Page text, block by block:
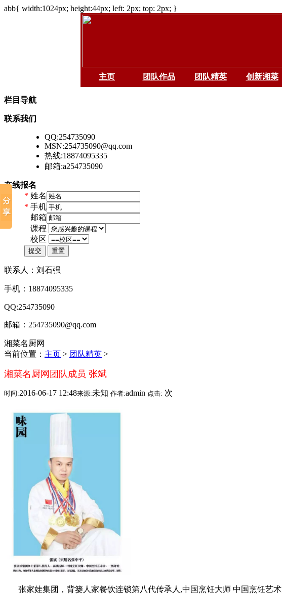
abb{ width:1024px; height:44px; left: 2px; top: 2px; }
主页 团队作品 团队精英 创新湘菜
栏目导航
联系我们
QQ:254735090
MSN:254735090@qq.com
热线:18874095335
邮箱:a254735090
在线报名
* 姓名
* 手机
邮箱
课程
校区
提交 重置
联系人：刘石强
手机：18874095335
QQ:254735090
邮箱：254735090@qq.com
湘菜名厨网
当前位置： 主页 > 团队精英 >
湘菜名厨网团队成员 张斌
时间:2016-06-17 12:48来源:未知 作者:admin 点击: 次
张家娃集团，背篓人家餐饮连锁第八代传承人,中国烹饪大师 中国烹饪艺